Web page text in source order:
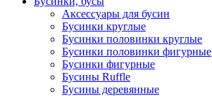
Аксессуары для бусин
Бусинки круглые
Бусинки половинки круглые
Бусинки половинки фигурные
Бусинки фигурные
Бусины Ruffle
Бусины деревянные